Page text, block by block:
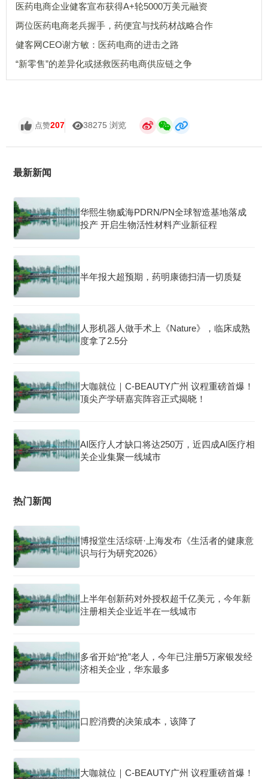
医药电商企业健客宣布获得A+轮5000万美元融资
两位医药电商老兵握手，药便宜与找药材战略合作
健客网CEO谢方敏：医药电商的进击之路
“新零售”的差异化或拯救医药电商供应链之争
点赞207 38275 浏览
最新新闻
华熙生物威海PDRN/PN全球智造基地落成
投产 开启生物活性材料产业新征程
半年报大超预期，药明康德扫清一切质疑
人形机器人做手术上《Nature》，临床成熟
度拿了2.5分
大咖就位｜C-BEAUTY广州 议程重磅首爆！
顶尖产学研嘉宾阵容正式揭晓！
AI医疗人才缺口将达250万，近四成AI医疗相
关企业集聚一线城市
热门新闻
博报堂生活综研·上海发布《生活者的健康意
识与行为研究2026》
上半年创新药对外授权超千亿美元，今年新
注册相关企业近半在一线城市
多省开始“抢”老人，今年已注册5万家银发经
济相关企业，华东最多
口腔消费的决策成本，该降了
大咖就位｜C-BEAUTY广州 议程重磅首爆！